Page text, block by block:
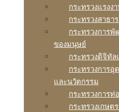
กระทรวงแรงง
กระทรวงสาธา
กระทรวงการ
ของมนุษย์
กระทรวงดิจิทัล
กระทรวงการ
และนวัตกรรม
กระทรวงการท่
กระทรวงเกษ